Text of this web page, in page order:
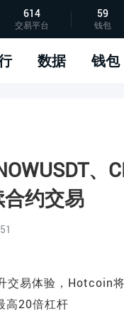
614
交易平台
59
钱包
数据 钱包
、
合约交易
交易体验，Hotcoin
高20倍杠杆